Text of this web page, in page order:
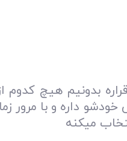
بدونیم هیچ
خودشو داره و با
میکنه